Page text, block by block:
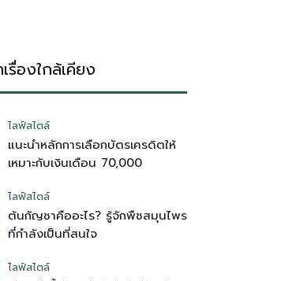
รื่องใกล้เคียง
ไลฟ์สไตล์
แนะนำหลักการเลือกบัตรเครดิตให้
เหมาะกับเงินเดือน 70,000
ไลฟ์สไตล์
ต้นกัญชาคืออะไร? รู้จักพืชสมุนไพร
ที่กำลังเป็นที่สนใจ
ไลฟ์สไตล์